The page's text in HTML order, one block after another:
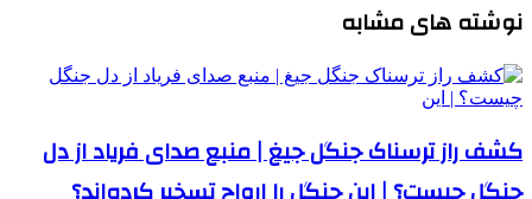
نوشته های مشابه
کشف راز ترسناک جنگل جیغ | منبع صدای فریاد از دل